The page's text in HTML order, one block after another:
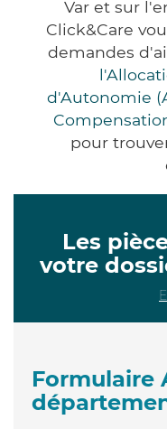
Var et sur
Click&Care
demandes
d'Autonomie
pour
Les
votre
Formulaire